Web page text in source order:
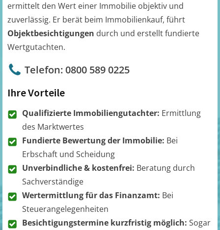
ermittelt den Wert einer Immobilie objektiv und
zuverlässig. Er berät beim Immobilienkauf, führt
Objektbesichtigungen durch und erstellt fundierte
Wertgutachten.
Telefon: 0800 589 0225
Ihre Vorteile
Qualifizierte Immobiliengutachter: Ermittlung
des Marktwertes
Fundierte Bewertung der Immobilie: Bei
Erbschaft und Scheidung
Unverbindliche & kostenfrei: Beratung durch
Sachverständige
Wertermittlung für das Finanzamt: Bei
Steuerangelegenheiten
Besichtigungstermine kurzfristig möglich: Sogar